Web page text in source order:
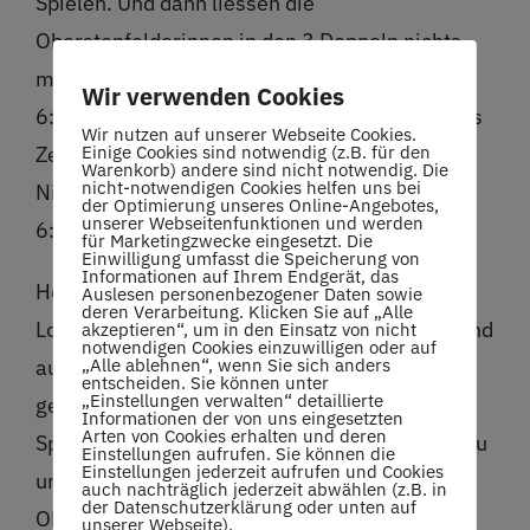
Oberstenfelderinnen in den 3 Doppeln nichts
mehr anbrennen: Sanchez/Vuap gewannen
6:1/6:3 gegen Früh/Arslanagic, die Youngsters
Zecher/Bechle gewannen 6:4/7:6 gegen
Niedan/Maier und Cibic/Vincon waren beim
6:3/6:0 gegen Rilling/Biegert klar besser.
Henry Tschech und seine Herren 1 konnten im
Lokalderby gegen Ludwigsburg nach langen und
ausgiebigen Gesprächen nun doch die
gewünschte Verstärkung aus Rumänien und
Spanien auf den Platz bringen. Mihai Marinescu
und Carles Hernandez Mas verstärkten die
Oberstenfelder auf den Plätzen 1 und 2 und
Wir verwenden Cookies
Wir nutzen auf unserer Webseite Cookies.
Einige Cookies sind notwendig (z.B. für den
Warenkorb) andere sind nicht notwendig. Die
nicht-notwendigen Cookies helfen uns bei
der Optimierung unseres Online-Angebotes,
unserer Webseitenfunktionen und werden
für Marketingzwecke eingesetzt. Die
Einwilligung umfasst die Speicherung von
Informationen auf Ihrem Endgerät, das
Auslesen personenbezogener Daten sowie
deren Verarbeitung. Klicken Sie auf „Alle
akzeptieren“, um in den Einsatz von nicht
notwendigen Cookies einzuwilligen oder auf
„Alle ablehnen“, wenn Sie sich anders
entscheiden. Sie können unter
„Einstellungen verwalten“ detaillierte
Informationen der von uns eingesetzten
Arten von Cookies erhalten und deren
Einstellungen aufrufen. Sie können die
Einstellungen jederzeit aufrufen und Cookies
auch nachträglich jederzeit abwählen (z.B. in
der Datenschutzerklärung oder unten auf
unserer Webseite).